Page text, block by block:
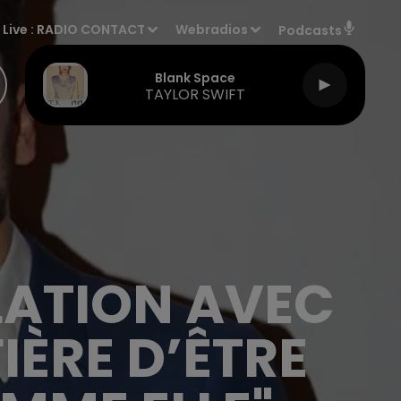
Live : RADIO CONTACT Webradios Podcasts
Blank Space
TAYLOR SWIFT
AVEC
D’ÊTRE